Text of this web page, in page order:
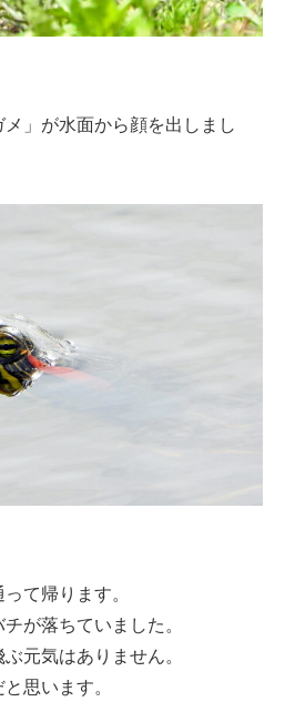
メ」が水面から顔を出しまし
て帰ります。
が落ちていました。
元気はありません。
思います。